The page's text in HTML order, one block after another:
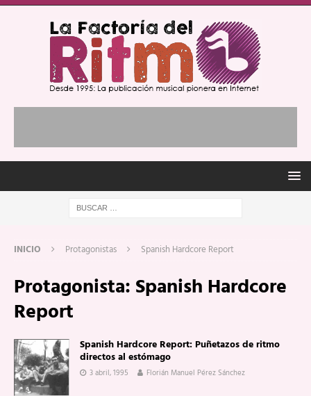
INICIO Protagonistas Spanish Hardcore Report
Protagonista: Spanish Hardcore
Report
Spanish Hardcore Report: Puñetazos de ritmo
directos al estómago
3 abril, 1995 Florián Manuel Pérez Sánchez